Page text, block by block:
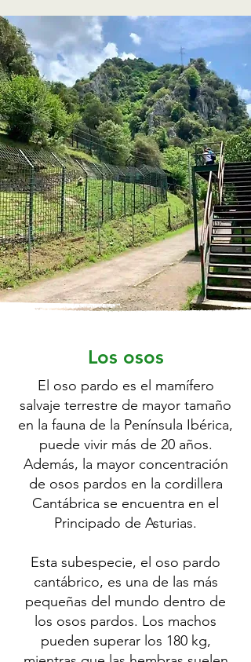
Los osos
El oso pardo es el mamífero
salvaje terrestre de mayor tamaño
en la fauna de la Península Ibérica,
puede vivir más de 20 años.
Además, la mayor concentración
de osos pardos en la cordillera
Cantábrica se encuentra en el
Principado de Asturias.
Esta subespecie, el oso pardo
cantábrico, es una de las más
pequeñas del mundo dentro de
los osos pardos. Los machos
pueden superar los 180 kg,